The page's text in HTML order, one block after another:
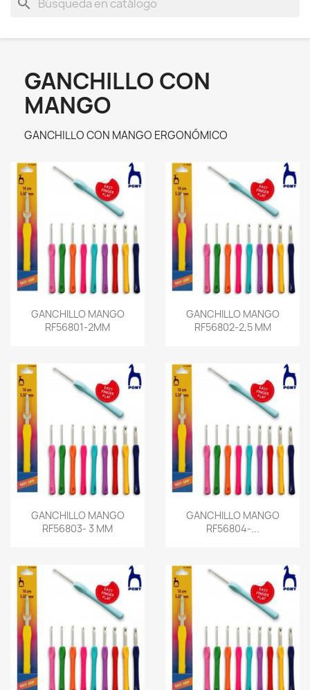
GANCHILLO CON
MANGO
GANCHILLO CON MANGO ERGONÓMICO
GANCHILLO MANGO
RF56801-2MM
GANCHILLO MANGO
RF56802-2,5 MM
GANCHILLO MANGO
RF56803- 3 MM
GANCHILLO MANGO
RF56804-...